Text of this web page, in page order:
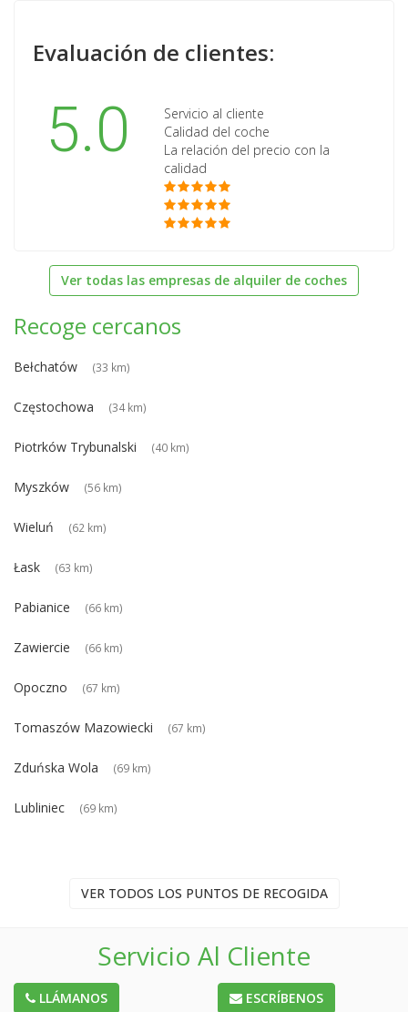
Evaluación de clientes:
5.0
Servicio al cliente
Calidad del coche
La relación del precio con la
calidad
Ver todas las empresas de alquiler de coches
Recoge cercanos
Bełchatów (33 km)
Częstochowa (34 km)
Piotrków Trybunalski (40 km)
Myszków (56 km)
Wieluń (62 km)
Łask (63 km)
Pabianice (66 km)
Zawiercie (66 km)
Opoczno (67 km)
Tomaszów Mazowiecki (67 km)
Zduńska Wola (69 km)
Lubliniec (69 km)
VER TODOS LOS PUNTOS DE RECOGIDA
Servicio Al Cliente
LLÁMANOS ESCRÍBENOS